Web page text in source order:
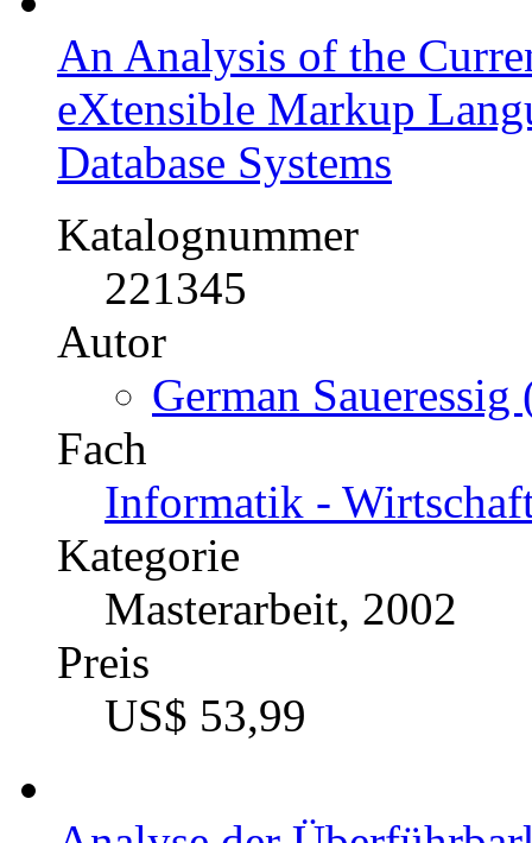
An Analysis of the
eXtensible Markup
Database Systems
Katalognummer
221345
Autor
German
Fach
Informatik -
Kategorie
Masterarbeit, 2002
Preis
US$ 53,99